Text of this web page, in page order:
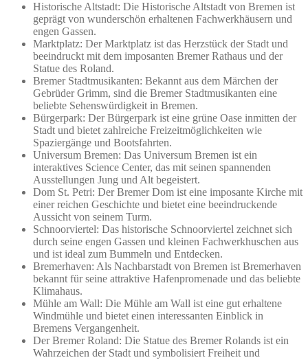
Historische Altstadt: Die Historische Altstadt von Bremen ist
geprägt von wunderschön erhaltenen Fachwerkhäusern und
engen Gassen.
Marktplatz: Der Marktplatz ist das Herzstück der Stadt und
beeindruckt mit dem imposanten Bremer Rathaus und der
Statue des Roland.
Bremer Stadtmusikanten: Bekannt aus dem Märchen der
Gebrüder Grimm, sind die Bremer Stadtmusikanten eine
beliebte Sehenswürdigkeit in Bremen.
Bürgerpark: Der Bürgerpark ist eine grüne Oase inmitten der
Stadt und bietet zahlreiche Freizeitmöglichkeiten wie
Spaziergänge und Bootsfahrten.
Universum Bremen: Das Universum Bremen ist ein
interaktives Science Center, das mit seinen spannenden
Ausstellungen Jung und Alt begeistert.
Dom St. Petri: Der Bremer Dom ist eine imposante Kirche mit
einer reichen Geschichte und bietet eine beeindruckende
Aussicht von seinem Turm.
Schnoorviertel: Das historische Schnoorviertel zeichnet sich
durch seine engen Gassen und kleinen Fachwerkhuschen aus
und ist ideal zum Bummeln und Entdecken.
Bremerhaven: Als Nachbarstadt von Bremen ist Bremerhaven
bekannt für seine attraktive Hafenpromenade und das beliebte
Klimahaus.
Mühle am Wall: Die Mühle am Wall ist eine gut erhaltene
Windmühle und bietet einen interessanten Einblick in
Bremens Vergangenheit.
Der Bremer Roland: Die Statue des Bremer Rolands ist ein
Wahrzeichen der Stadt und symbolisiert Freiheit und